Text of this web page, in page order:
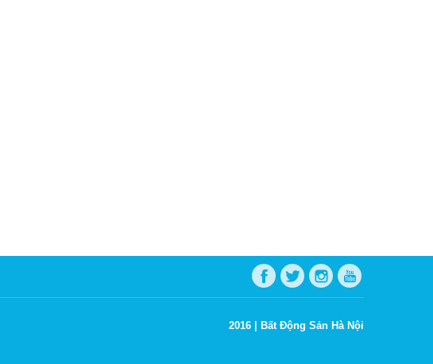
2016 | Bất Động Sản Hà Nội